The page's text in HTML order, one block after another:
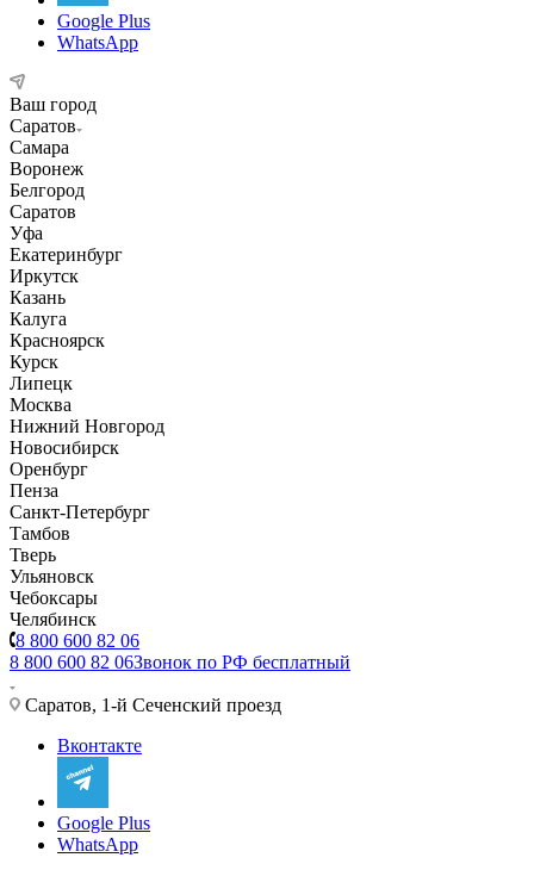
Google Plus
WhatsApp
Ваш город
Саратов
Самара
Воронеж
Белгород
Саратов
Уфа
Екатеринбург
Иркутск
Казань
Калуга
Красноярск
Курск
Липецк
Москва
Нижний Новгород
Новосибирск
Оренбург
Пенза
Санкт-Петербург
Тамбов
Тверь
Ульяновск
Чебоксары
Челябинск
8 800 600 82 06
8 800 600 82 06Звонок по РФ бесплатный
Саратов, 1-й Сеченский проезд
Вконтакте
Google Plus
WhatsApp